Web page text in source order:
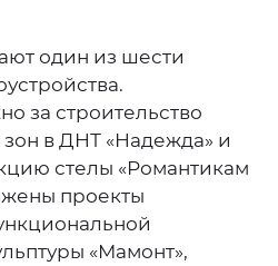
один из шести
за строительство
в ДНТ «Надежда» и
стелы «Романтикам
проекты
«Мамонт»,